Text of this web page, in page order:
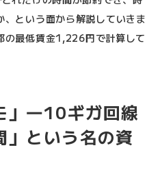
という面から解説していきま
の最低賃金1,226円で計算して
」―10ギガ回線
」という名の資